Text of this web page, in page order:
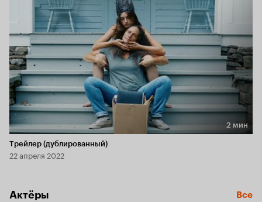
Длительность 2 мин
2 мин
Трейлер (дублированный)
22 апреля 2022
Актёры Все